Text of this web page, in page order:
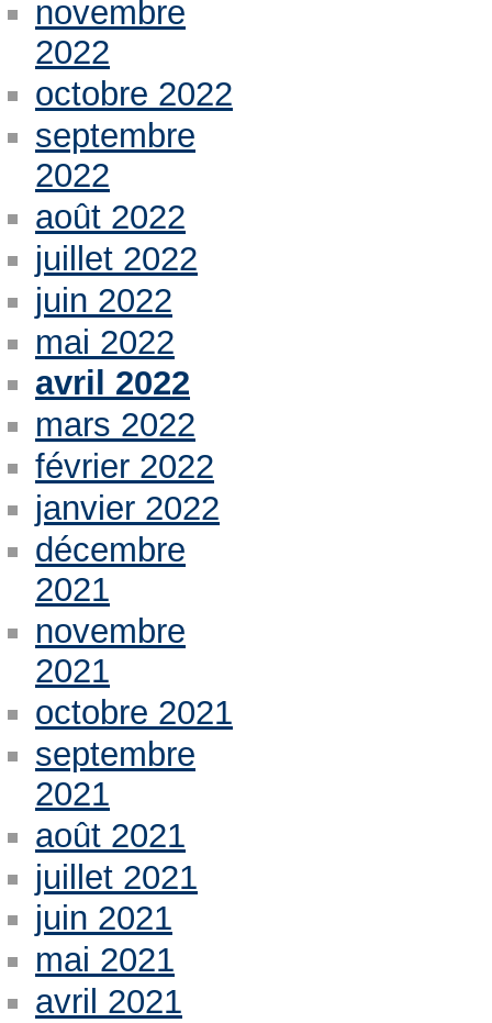
novembre
2022
octobre 2022
septembre
2022
août 2022
juillet 2022
juin 2022
mai 2022
avril 2022
mars 2022
février 2022
janvier 2022
décembre
2021
novembre
2021
octobre 2021
septembre
2021
août 2021
juillet 2021
juin 2021
mai 2021
avril 2021